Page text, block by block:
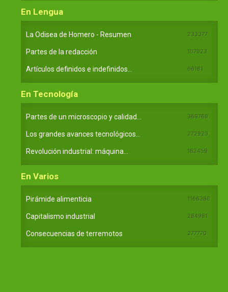
En Lengua
La Odisea de Homero - Resumen 233377
Partes de la redacción 107923
Artículos definidos e indefinidos... 66181
En Tecnología
Partes de un microscopio y calidad... 369769
Los grandes avances tecnológicos... 272923
Revolución industrial: máquina... 162459
En Varios
Pirámide alimenticia 1166386
Capitalismo industrial 284981
Consecuencias de terremotos 277770